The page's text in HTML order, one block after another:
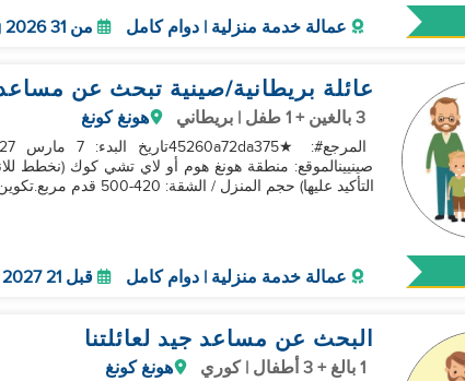
عمالة خدمة منزلية | دوام كامل من 31 Aug 2026
عائلة بريطانية/صينية تبحث عن
3 بالغين + 1 طفل | بريطاني هونغ كونغ
صينيينالموقع: منطقة هونغ هوم أو لاي تشي كوك (نخطط
التأكيد عليها) حجم المنزل / الشقة: 420-500 قدم مربع.تكوين الأسر
عمالة خدمة منزلية | دوام كامل قبل 21 Mar 2027
البحث عن مساعد جيد لعائلتنا
1 بالغ + 3 أطفال | كوري هونغ كونغ